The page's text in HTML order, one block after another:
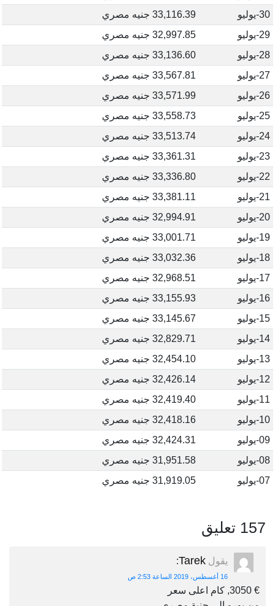
30-يوليو
33,116.39 جنيه مصري
29-يوليو
32,997.85 جنيه مصري
28-يوليو
33,136.60 جنيه مصري
27-يوليو
33,567.81 جنيه مصري
26-يوليو
33,571.99 جنيه مصري
25-يوليو
33,558.73 جنيه مصري
24-يوليو
33,513.74 جنيه مصري
23-يوليو
33,361.31 جنيه مصري
22-يوليو
33,336.80 جنيه مصري
21-يوليو
33,381.11 جنيه مصري
20-يوليو
32,994.91 جنيه مصري
19-يوليو
33,001.71 جنيه مصري
18-يوليو
33,032.36 جنيه مصري
17-يوليو
32,968.51 جنيه مصري
16-يوليو
33,155.93 جنيه مصري
15-يوليو
33,145.67 جنيه مصري
14-يوليو
32,829.71 جنيه مصري
13-يوليو
32,454.10 جنيه مصري
12-يوليو
32,426.14 جنيه مصري
11-يوليو
32,419.40 جنيه مصري
10-يوليو
32,418.16 جنيه مصري
09-يوليو
32,424.31 جنيه مصري
08-يوليو
31,951.58 جنيه مصري
07-يوليو
31,919.05 جنيه مصري
157 تعليق
يقول Tarek
:
16 أغسطس، 2019 الساعة 2:53 ص
€ 3050, كام اعلى سعر